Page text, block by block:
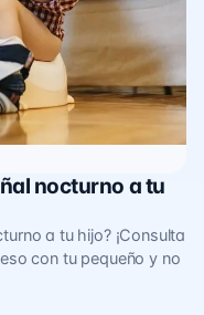
nocturno a tu
a tu hijo? ¡Consulta
con tu pequeño y no